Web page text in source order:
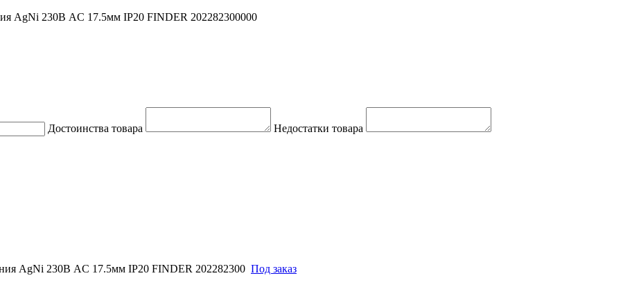
AgNi 230В AC 17.5мм IP20 FINDER 202282300000
Достоинства товара
Недостатки товара
AgNi 230В AC 17.5мм IP20 FINDER 202282300 Под заказ